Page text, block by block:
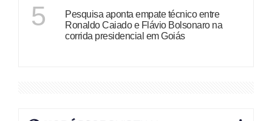
5
Pesquisa aponta empate técnico entre
Ronaldo Caiado e Flávio Bolsonaro na
corrida presidencial em Goiás